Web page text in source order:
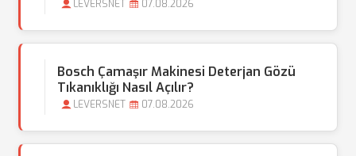
LEVERSNET 07.08.2026
Bosch Çamaşır Makinesi Deterjan Gözü
Tıkanıklığı Nasıl Açılır?
LEVERSNET 07.08.2026